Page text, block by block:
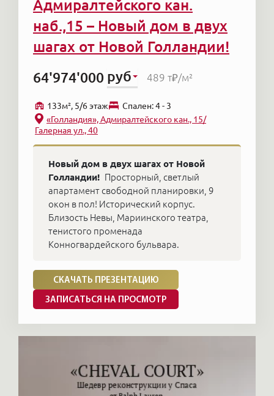
которыми будут наслаждаться другие.
несколько видео квартиры.
На вторичном рынке удалённо покупают
реже — в каждом варианте много
нюансов: нужно зайти и ощутить ауру,
принять это или нет. Но сама механика
через Госуслуги можно удалённо
подписать агентский и предварительный
договоры, а обеспечительный платёж
оплатить онлайн.
Адмиралтейского кан.
наб.,15 – Новый дом в двух
шагах от Новой Голландии!
64'974'000 руб 489 т₽/м²
133м², 5/6 этаж
Cпален: 4 - 3
«Голландия», Адмиралтейского кан., 15/
Галерная ул., 40
Новый дом в двух шагах от Новой
Голландии! Просторный, светлый
апартамент свободной планировки, 9
окон в пол! Исторический корпус.
Близость Невы, Мариинского театра,
тенистого променада
Конногвардейского бульвара.
СКАЧАТЬ ПРЕЗЕНТАЦИЮ
ЗАПИСАТЬСЯ НА ПРОСМОТР